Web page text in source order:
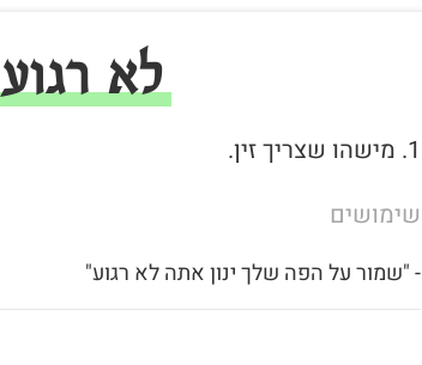
לא רגוע
1. מישהו שצריך זין.
שימושים
- "שמור על הפה שלך ינון אתה לא רגוע"